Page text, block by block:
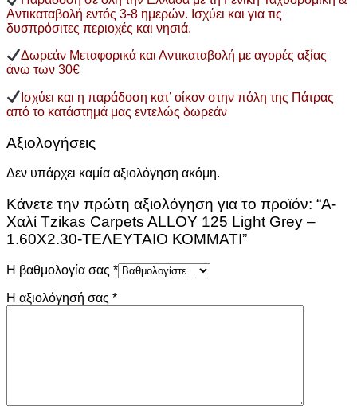
Αντικαταβολή εντός 3-8 ημερών. Ισχύει και για τις
δυσπρόσιτες περιοχές και νησιά.
Δωρεάν Μεταφορικά και Αντικαταβολή με αγορές αξίας
άνω των 30€
Ισχύει και η παράδοση κατ’ οίκον στην πόλη της Πάτρας
από το κατάστημά μας εντελώς δωρεάν
Αξιολογήσεις
Δεν υπάρχει καμία αξιολόγηση ακόμη.
Κάνετε την πρώτη αξιολόγηση για το προϊόν: “A-
Χαλί Tzikas Carpets ALLOY 125 Light Grey –
1.60X2.30-ΤΕΛΕΥΤΑΙΟ ΚΟΜΜΑΤΙ”
Η βαθμολογία σας *
Η αξιολόγησή σας *